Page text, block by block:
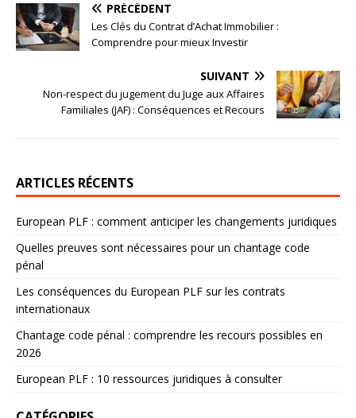
PRÉCÉDENT
Les Clés du Contrat d’Achat Immobilier :
Comprendre pour mieux Investir
SUIVANT
Non-respect du jugement du Juge aux Affaires
Familiales (JAF) : Conséquences et Recours
ARTICLES RÉCENTS
European PLF : comment anticiper les changements juridiques
Quelles preuves sont nécessaires pour un chantage code
pénal
Les conséquences du European PLF sur les contrats
internationaux
Chantage code pénal : comprendre les recours possibles en
2026
European PLF : 10 ressources juridiques à consulter